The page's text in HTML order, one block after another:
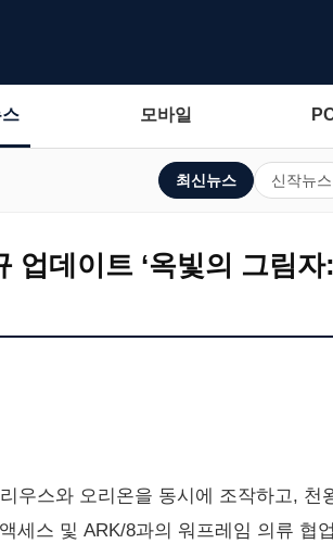
모바일
최신뉴스 신작뉴스
업데이트 ‘옥빛의 그림자
우스와 오리온을 동시에 조작하고,
세스 및 ARK/8과의 워프레임 의류 협